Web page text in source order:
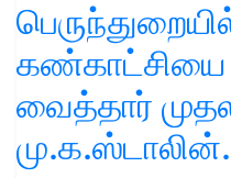
வைத்தார்